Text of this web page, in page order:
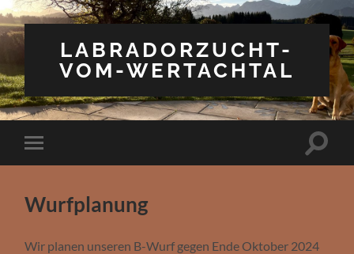
LABRADORZUCHT-
VOM-WERTACHTAL
Toggle
mobile
Toggle
Wurfplanung
Wir planen unseren B-Wurf gegen Ende Oktober 2024